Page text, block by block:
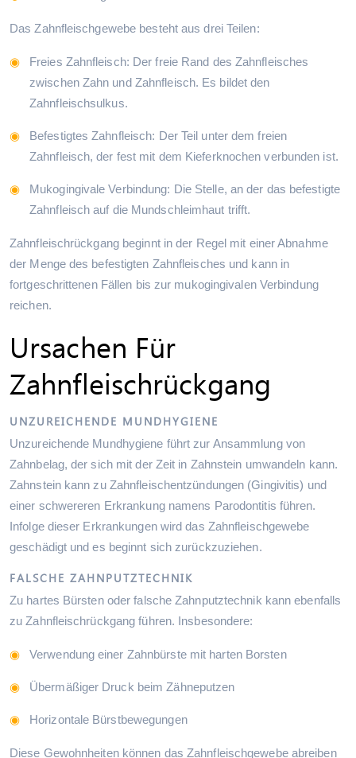
Das Zahnfleischgewebe besteht aus drei Teilen:
Freies Zahnfleisch: Der freie Rand des Zahnfleisches
zwischen Zahn und Zahnfleisch. Es bildet den
Zahnfleischsulkus.
Befestigtes Zahnfleisch: Der Teil unter dem freien
Zahnfleisch, der fest mit dem Kieferknochen verbunden ist.
Mukogingivale Verbindung: Die Stelle, an der das befestigte
Zahnfleisch auf die Mundschleimhaut trifft.
Zahnfleischrückgang beginnt in der Regel mit einer Abnahme
der Menge des befestigten Zahnfleisches und kann in
fortgeschrittenen Fällen bis zur mukogingivalen Verbindung
reichen.
Ursachen Für
Zahnfleischrückgang
UNZUREICHENDE MUNDHYGIENE
Unzureichende Mundhygiene führt zur Ansammlung von
Zahnbelag, der sich mit der Zeit in Zahnstein umwandeln kann.
Zahnstein kann zu Zahnfleischentzündungen (Gingivitis) und
einer schwereren Erkrankung namens Parodontitis führen.
Infolge dieser Erkrankungen wird das Zahnfleischgewebe
geschädigt und es beginnt sich zurückzuziehen.
FALSCHE ZAHNPUTZTECHNIK
Zu hartes Bürsten oder falsche Zahnputztechnik kann ebenfalls
zu Zahnfleischrückgang führen. Insbesondere:
Verwendung einer Zahnbürste mit harten Borsten
Übermäßiger Druck beim Zähneputzen
Horizontale Bürstbewegungen
Diese Gewohnheiten können das Zahnfleischgewebe abreiben